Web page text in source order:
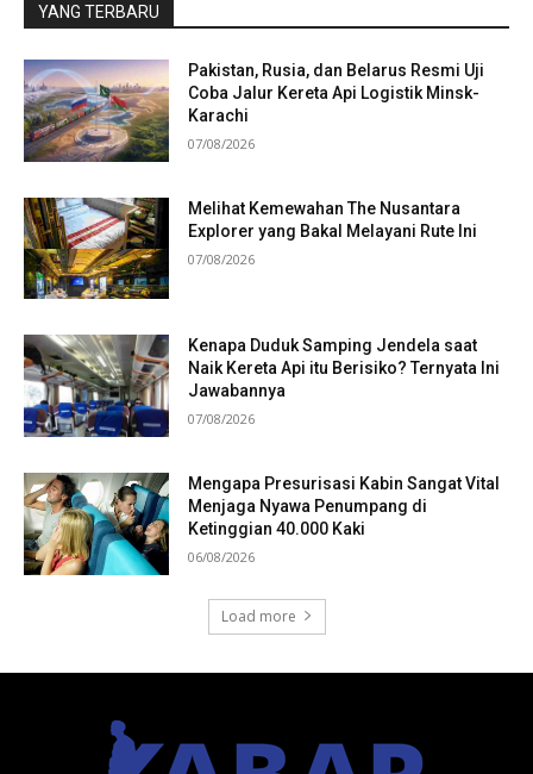
YANG TERBARU
Pakistan, Rusia, dan Belarus Resmi Uji
Coba Jalur Kereta Api Logistik Minsk-
Karachi
07/08/2026
Melihat Kemewahan The Nusantara
Explorer yang Bakal Melayani Rute Ini
07/08/2026
Kenapa Duduk Samping Jendela saat
Naik Kereta Api itu Berisiko? Ternyata Ini
Jawabannya
07/08/2026
Mengapa Presurisasi Kabin Sangat Vital
Menjaga Nyawa Penumpang di
Ketinggian 40.000 Kaki
06/08/2026
Load more